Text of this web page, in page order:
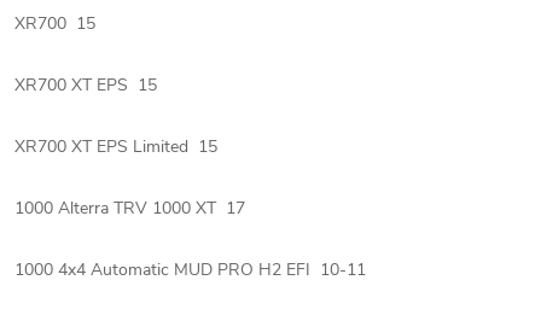
XR700 15
XR700 XT EPS 15
XR700 XT EPS Limited 15
1000 Alterra TRV 1000 XT 17
1000 4x4 Automatic MUD PRO H2 EFI 10-11